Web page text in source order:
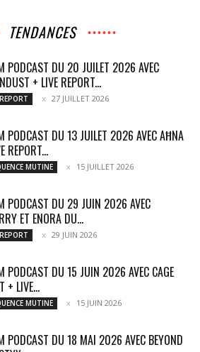
TENDANCES
PODCAST DU 20 JUILET 2026 AVEC
+ LIVE REPORT...
27 JUILLET 2026
PODCAST DU 13 JUILET 2026 AVEC AĦNA
REPORT...
MUTINE 15 JUILLET 2026
PODCAST DU 29 JUIN 2026 AVEC
ET ENORA DU...
29 JUIN 2026
PODCAST DU 15 JUIN 2026 AVEC CAGE
+ LIVE...
MUTINE 15 JUIN 2026
PODCAST DU 18 MAI 2026 AVEC BEYOND